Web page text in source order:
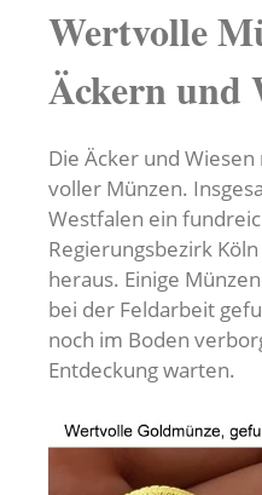
Wertvolle
Äckern und
Die Äcker und
voller Münzen.
Westfalen ein
Regierungsbezirk
heraus. Einige
bei der Feldarbeit
noch im Boden
Entdeckung warten.